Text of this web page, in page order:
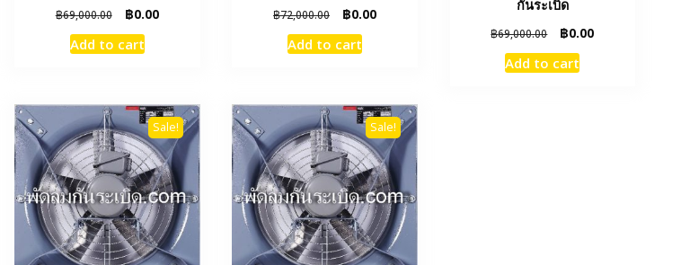
฿69,000.00
Original
price
was:
฿0.00Current
Add to cart
฿72,000.00
Original
price
was:
฿0.00Current
Add to cart
กันระเบิด
฿69,000.00
Original
price
was:
฿0.00Current
Add to cart
Sale! Sale!